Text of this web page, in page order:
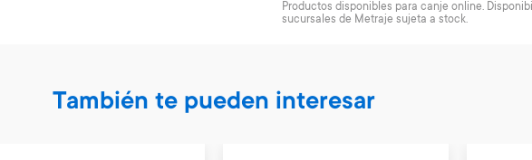
Productos disponibles para canje online.
sucursales de Metraje sujeta a stock.
También te pueden interesar